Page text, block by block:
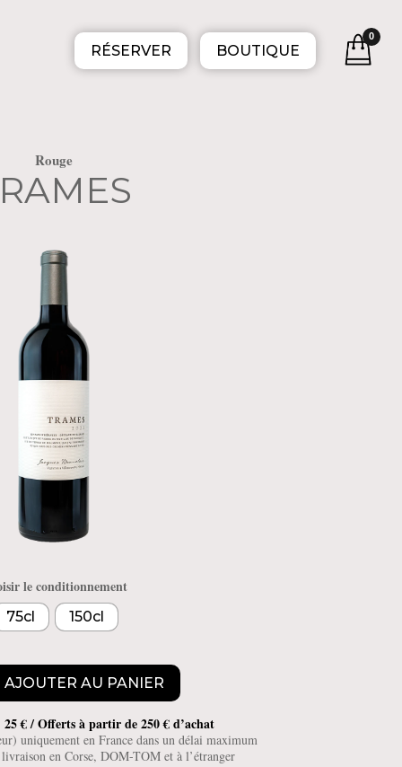
RÉSERVER BOUTIQUE
0
Rouge
le conditionnement
75cl 150cl
AJOUTER AU PANIER
€ / Offerts à partir de 250 € d’achat
uniquement en France dans un délai maximum
en Corse, DOM-TOM et à l’étranger